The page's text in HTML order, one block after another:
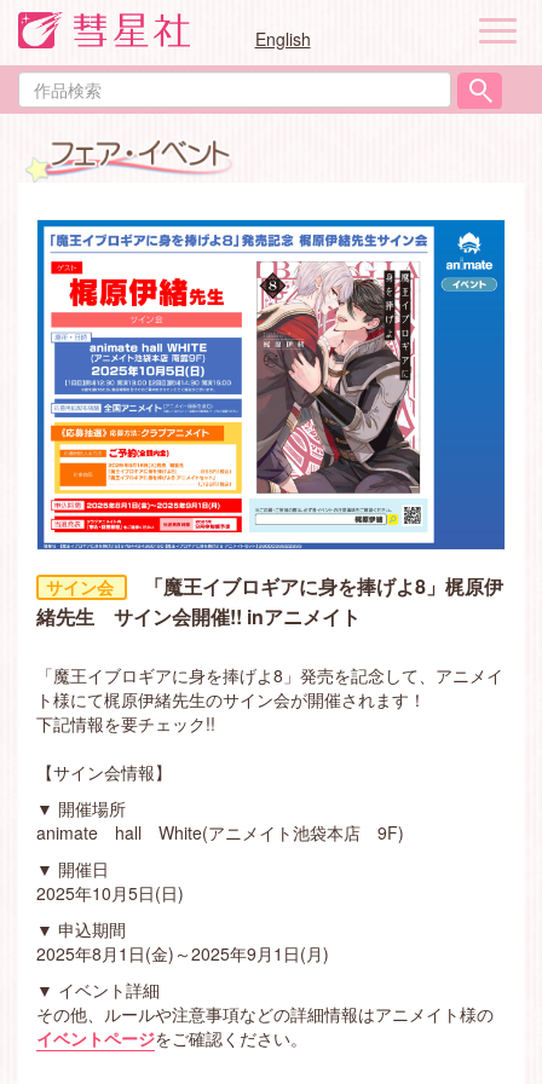
English
作
品
ナ
ゲ
ー
「魔王イブロギアに身を捧げよ8」梶原伊
緒先生 サイン会開催!! inアニメイト
「魔王イブロギアに身を捧げよ8」発売を記念して、アニメイ
ト様にて梶原伊緒先生のサイン会が開催されます！
下記情報を要チェック!!
【サイン会情報】
▼ 開催場所
animate hall White(アニメイト池袋本店 9F)
▼ 開催日
2025年10月5日(日)
▼ 申込期間
2025年8月1日(金)～2025年9月1日(月)
▼ イベント詳細
その他、ルールや注意事項などの詳細情報はアニメイト様の
イベントページをご確認ください。